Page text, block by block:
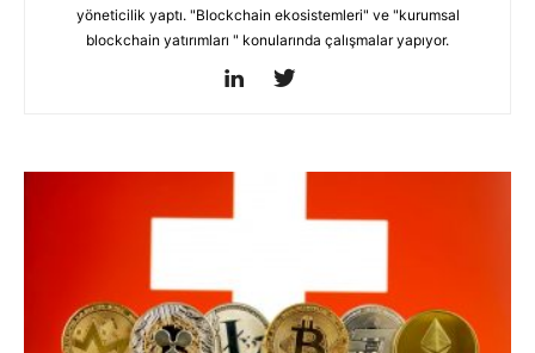
yöneticilik yaptı. "Blockchain ekosistemleri" ve "kurumsal
blockchain yatırımları " konularında çalışmalar yapıyor.